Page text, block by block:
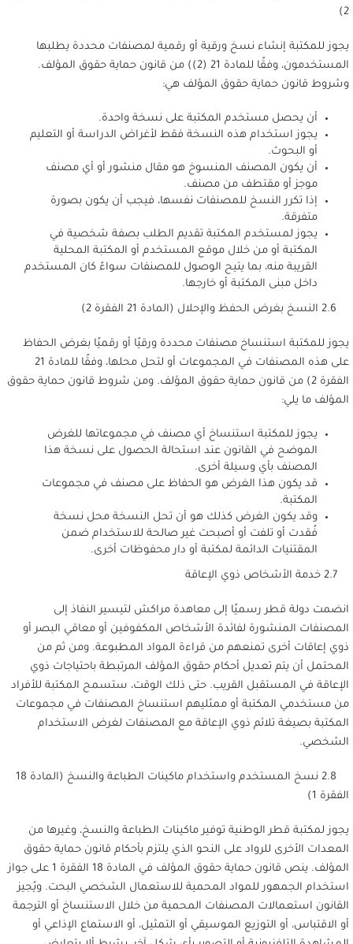
2)
يجوز للمكتبة إنشاء نسخ ورقية أو رقمية لمصنفات محددة يطلبها
المستخدمون، وفقًا للمادة 21 (2)) من قانون حماية حقوق المؤلف.
وشروط قانون حماية حقوق المؤلف هي:
أن يحصل مستخدم المكتبة على نسخة واحدة.
يجوز استخدام هذه النسخة فقط لأغراض الدراسة أو التعليم
أو البحوث.
أن يكون المصنف المنسوخ هو مقال منشور أو أي مصنف
موجز أو مقتطف من مصنف.
إذا تكرر النسخ للمصنفات نفسها، فيجب أن يكون بصورة
متفرقة.
يجوز لمستخدم المكتبة تقديم الطلب بصفة شخصية في
المكتبة أو من خلال موقع المستخدم أو المكتبة المحلية
القريبة منه، بما يتيح الوصول للمصنفات سواءً كان المستخدم
داخل مبنى المكتبة أو خارجها.
يجوز للمكتبة استنساخ مصنفات محددة ورقيًا أو رقميًا بغرض الحفاظ
على هذه المصنفات في المجموعات أو لتحل محلها، وفقًا للمادة 21
الفقرة 2) من قانون حماية حقوق المؤلف. ومن شروط قانون حماية حقوق
المؤلف ما يلي:
يجوز للمكتبة استنساخ أي مصنف في مجموعاتها للغرض
الموضح في القانون عند استحالة الحصول على نسخة هذا
المصنف بأي وسيلة أخرى.
قد يكون هذا الغرض هو الحفاظ على مصنف في مجموعات
المكتبة.
وقد يكون الغرض كذلك هو أن تحل النسخة محل نسخة
فُقدت أو تلفت أو أصبحت غير صالحة للاستخدام ضمن
المقتنيات الدائمة لمكتبة أو دار محفوظات أخرى.
2.7 خدمة الأشخاص ذوي الإعاقة
انضمت دولة قطر رسميًا إلى معاهدة مراكش لتيسير النفاذ إلى
المصنفات المنشورة لفائدة الأشخاص المكفوفين أو معاقي البصر أو
ذوي إعاقات أخرى تمنعهم من قراءة المواد المطبوعة. ومن ثم من
المحتمل أن يتم تعديل أحكام حقوق المؤلف المرتبطة باحتياجات ذوي
الإعاقة في المستقبل القريب. حتى ذلك الوقت، ستسمح المكتبة للأفراد
من مستخدمي المكتبة أو ممثليهم استنساخ المصنفات في مجموعات
المكتبة بصيغة تلائم ذوي الإعاقة مع المصنفات لغرض الاستخدام
الشخصي.
2.8 نسخ المستخدم واستخدام ماكينات الطباعة والنسخ (المادة 18
الفقرة 1)
يجوز لمكتبة قطر الوطنية توفير ماكينات الطباعة والنسخ، وغيرها من
المعدات الأخرى للرواد على النحو الذي يلتزم بأحكام قانون حماية حقوق
المؤلف. ينص قانون حماية حقوق المؤلف في المادة 18 الفقرة 1 على جواز
استخدام الجمهور للمواد المحمية للاستعمال الشخصي البحت. ويُجيز
القانون استعمالات المصنفات المحمية من خلال الاستنساخ أو الترجمة
أو الاقتباس، أو التوزيع الموسيقي أو التمثيل، أو الاستماع الإذاعي أو